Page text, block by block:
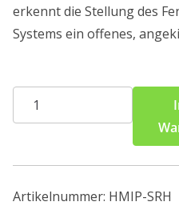
erkennt die Stellung des
Systems ein offenes,
Homematic
IP
Home
Artikelnummer: HMIP-SRH